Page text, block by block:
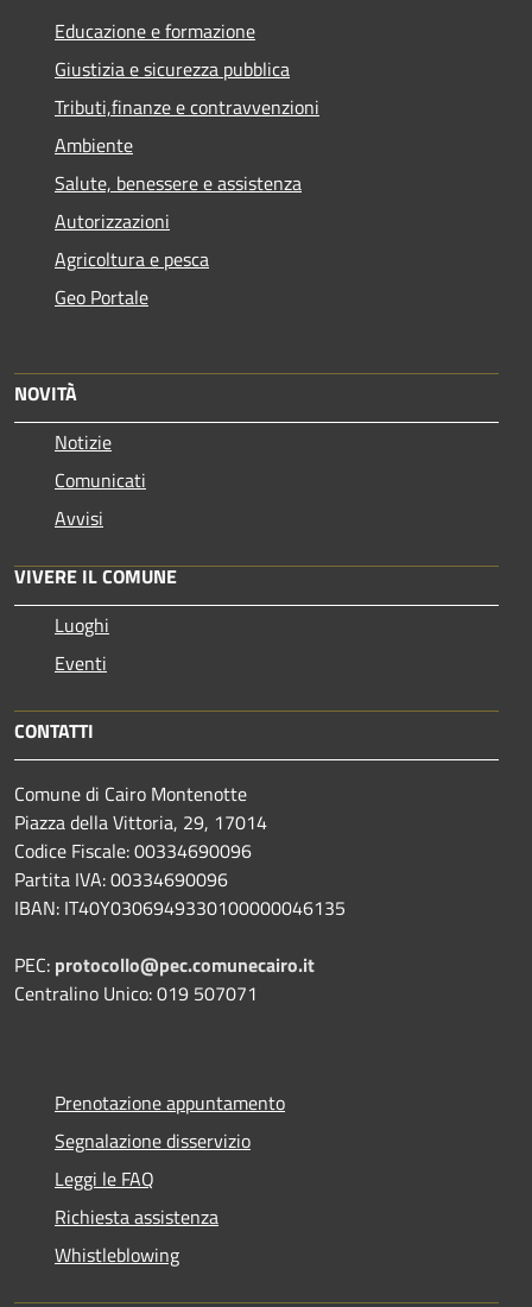
Educazione e formazione
Giustizia e sicurezza pubblica
Tributi,finanze e contravvenzioni
Ambiente
Salute, benessere e assistenza
Autorizzazioni
Agricoltura e pesca
Geo Portale
NOVITÀ
Notizie
Comunicati
Avvisi
VIVERE IL COMUNE
Luoghi
Eventi
CONTATTI
Comune di Cairo Montenotte
Piazza della Vittoria, 29, 17014
Codice Fiscale: 00334690096
Partita IVA: 00334690096
IBAN: IT40Y0306949330100000046135
PEC: protocollo@pec.comunecairo.it
Centralino Unico: 019 507071
Prenotazione appuntamento
Segnalazione disservizio
Leggi le FAQ
Richiesta assistenza
Whistleblowing